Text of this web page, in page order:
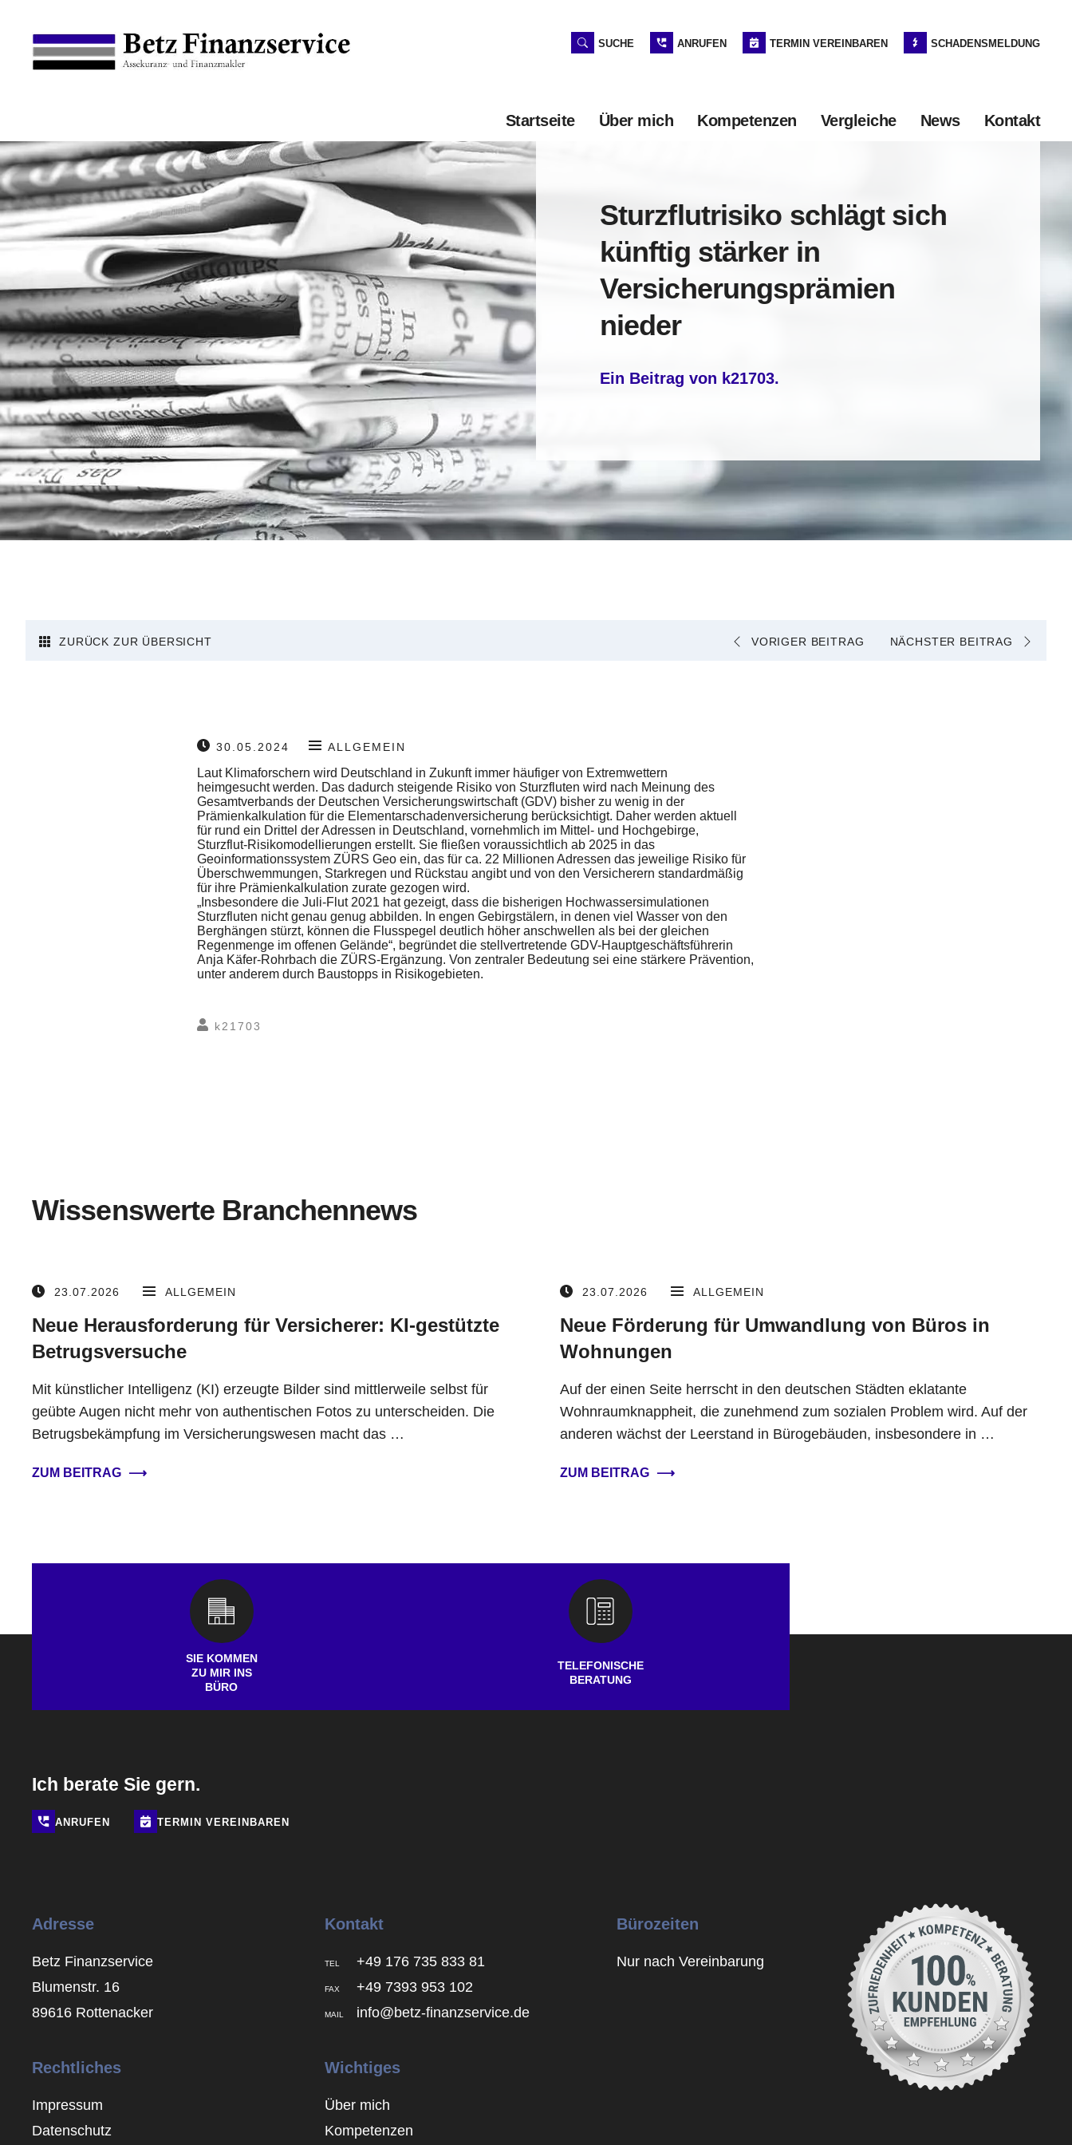
SUCHE ANRUFEN TERMIN VEREINBAREN SCHADENSMELDUNG
Startseite Über mich Kompetenzen Vergleiche News Kontakt
Sturzflutrisiko schlägt sich
künftig stärker in
Versicherungsprämien
nieder
Ein Beitrag von k21703.
ZURÜCK ZUR ÜBERSICHT VORIGER BEITRAG NÄCHSTER BEITRAG
30.05.2024 ALLGEMEIN
Laut Klimaforschern wird Deutschland in Zukunft immer häufiger von Extremwettern
heimgesucht werden. Das dadurch steigende Risiko von Sturzfluten wird nach Meinung des
Gesamtverbands der Deutschen Versicherungswirtschaft (GDV) bisher zu wenig in der
Prämienkalkulation für die Elementarschadenversicherung berücksichtigt. Daher werden aktuell
für rund ein Drittel der Adressen in Deutschland, vornehmlich im Mittel- und Hochgebirge,
Sturzflut-Risikomodellierungen erstellt. Sie fließen voraussichtlich ab 2025 in das
Geoinformationssystem ZÜRS Geo ein, das für ca. 22 Millionen Adressen das jeweilige Risiko für
Überschwemmungen, Starkregen und Rückstau angibt und von den Versicherern standardmäßig
für ihre Prämienkalkulation zurate gezogen wird.
„Insbesondere die Juli-Flut 2021 hat gezeigt, dass die bisherigen Hochwassersimulationen
Sturzfluten nicht genau genug abbilden. In engen Gebirgstälern, in denen viel Wasser von den
Berghängen stürzt, können die Flusspegel deutlich höher anschwellen als bei der gleichen
Regenmenge im offenen Gelände“, begründet die stellvertretende GDV-Hauptgeschäftsführerin
Anja Käfer-Rohrbach die ZÜRS-Ergänzung. Von zentraler Bedeutung sei eine stärkere Prävention,
unter anderem durch Baustopps in Risikogebieten.
k21703
Wissenswerte Branchennews
23.07.2026 ALLGEMEIN
Neue Herausforderung für Versicherer: KI-gestützte
Betrugsversuche
Mit künstlicher Intelligenz (KI) erzeugte Bilder sind mittlerweile selbst für
geübte Augen nicht mehr von authentischen Fotos zu unterscheiden. Die
Betrugsbekämpfung im Versicherungswesen macht das …
ZUM BEITRAG ⟶
23.07.2026 ALLGEMEIN
Neue Förderung für Umwandlung von Büros in
Wohnungen
Auf der einen Seite herrscht in den deutschen Städten eklatante
Wohnraumknappheit, die zunehmend zum sozialen Problem wird. Auf der
anderen wächst der Leerstand in Bürogebäuden, insbesondere in …
ZUM BEITRAG ⟶
SIE KOMMEN
ZU MIR INS
BÜRO
TELEFONISCHE
BERATUNG
Ich berate Sie gern.
ANRUFEN TERMIN VEREINBAREN
Adresse
Betz Finanzservice
Blumenstr. 16
89616 Rottenacker
Kontakt
TEL +49 176 735 833 81
FAX +49 7393 953 102
MAIL info@betz-finanzservice.de
Bürozeiten
Nur nach Vereinbarung
Rechtliches
Impressum
Datenschutz
Wichtiges
Über mich
Kompetenzen